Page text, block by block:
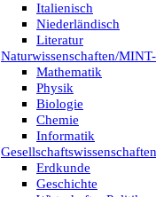
Italienisch
Niederländisch
Literatur
Naturwissenschaften/
Mathematik
Physik
Biologie
Chemie
Informatik
Gesellschaftswissenschaften
Erdkunde
Geschichte